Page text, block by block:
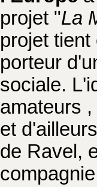
projet "La
projet
porteur
sociale.
amateurs
et
de Ravel,